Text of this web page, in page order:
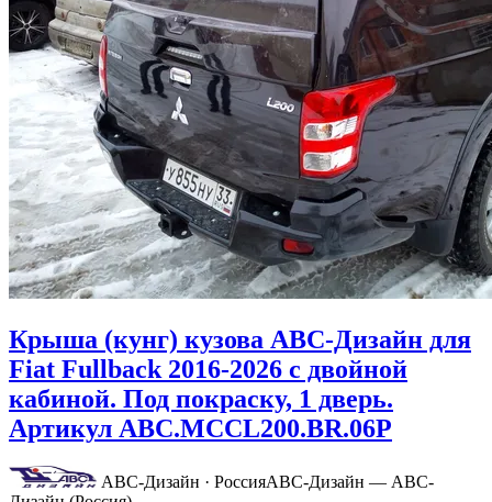
Крыша (кунг) кузова АВС-Дизайн для
Fiat Fullback 2016-2026 с двойной
кабиной. Под покраску, 1 дверь.
Артикул ABC.MCCL200.BR.06P
АВС-Дизайн · РоссияАВС-Дизайн — АВС-